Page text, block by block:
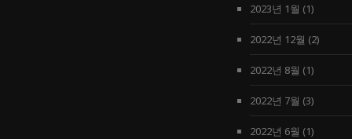
2023년 1월 (1)
2022년 12월 (2)
2022년 8월 (1)
2022년 7월 (3)
2022년 6월 (1)